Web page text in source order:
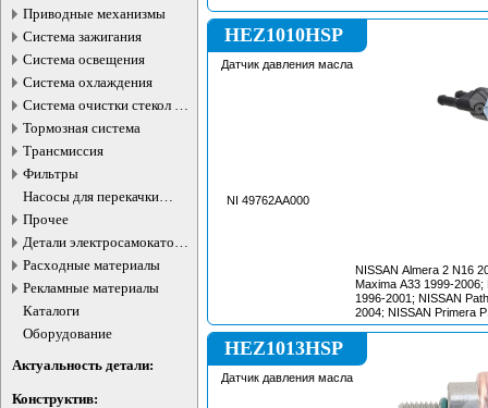
Приводные механизмы
Система зажигания
Система освещения
Система охлаждения
Система очистки стекол и
фар
Тормозная система
Трансмиссия
Фильтры
Насосы для перекачки
жидкостей
Прочее
Детали электросамокатов и
электротранспорта
Расходные материалы
Рекламные материалы
Каталоги
Оборудование
Актуальность детали:
Конструктив:
HEZ1010HSP
Датчик давления масла
NI 49762AA000
NISSAN Almera 2 N16
Maxima A33 1999-2006;
1996-2001; NISSAN
2004; NISSAN Primera
NISSAN Terrano R50
HEZ1013HSP
Датчик давления масла